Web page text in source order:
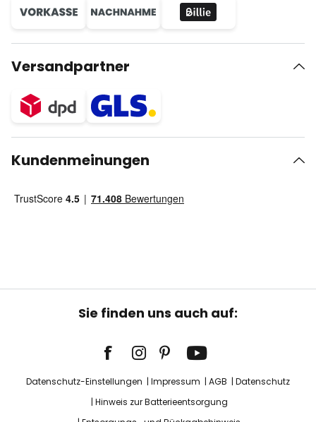
Versandpartner
Kundenmeinungen
Sie finden uns auch auf:
Datenschutz-Einstellungen Impressum AGB
Datenschutz
Hinweis zur Batterieentsorgung